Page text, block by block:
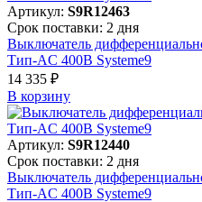
Артикул: S9R12463
Срок поставки: 2 дня
Выключатель
Тип-AC 400В Systeme9
14 335 ₽
В корзинy
Артикул: S9R12440
Срок поставки: 2 дня
Выключатель
Тип-AC 400В Systeme9